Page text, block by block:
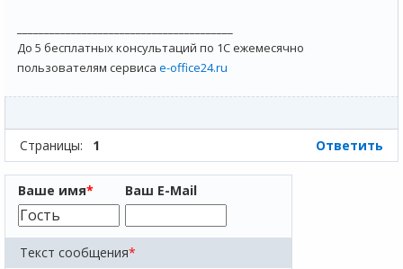
До 5 бесплатных консультаций по 1С ежемесячно
пользователям сервиса e-office24.ru
Страницы: 1 Ответить
Ваше имя* Ваш E-Mail
Текст сообщения*